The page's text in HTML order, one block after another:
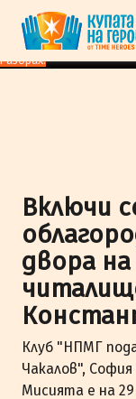
"Купата на героите" от
добро представяне
повече
Разбрах!
Включи
двора
Клуб "НПМГ
Чакалов", София
Мисията е на 29